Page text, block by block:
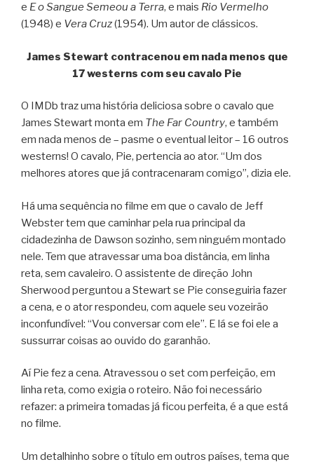
e E o Sangue Semeou a Terra, e mais Rio Vermelho
(1948) e Vera Cruz(1954). Um autor de clássicos.
James Stewart contracenou em nada menos que
17 westerns com seu cavalo Pie
O IMDb traz uma história deliciosa sobre o cavalo que
James Stewart monta em The Far Country, e também
em nada menos de – pasme o eventual leitor – 16 outros
westerns! O cavalo, Pie, pertencia ao ator. “Um dos
melhores atores que já contracenaram comigo”, dizia ele.
Há uma sequência no filme em que o cavalo de Jeff
Webster tem que caminhar pela rua principal da
cidadezinha de Dawson sozinho, sem ninguém montado
nele. Tem que atravessar uma boa distância, em linha
reta, sem cavaleiro. O assistente de direção John
Sherwood perguntou a Stewart se Pie conseguiria fazer
a cena, e o ator respondeu, com aquele seu vozeirão
inconfundível: “Vou conversar com ele”. E lá se foi ele a
sussurrar coisas ao ouvido do garanhão.
Aí Pie fez a cena. Atravessou o set com perfeição, em
linha reta, como exigia o roteiro. Não foi necessário
refazer: a primeira tomadas já ficou perfeita, é a que está
no filme.
Um detalhinho sobre o título em outros países, tema que